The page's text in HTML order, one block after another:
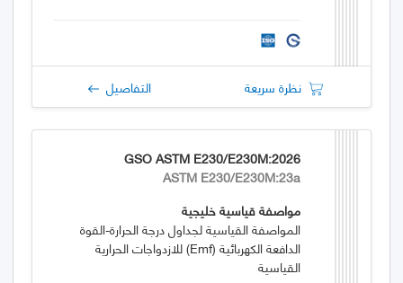
نظرة سريعة التفاصيل
GSO ASTM E230/E230M:2026
ASTM E230/E230M:23a
مواصفة قياسية خليجية
المواصفة القياسية لجداول درجة الحرارة-القوة
الدافعة الكهربائية (emf) للازدواجات الحرارية
القياسية